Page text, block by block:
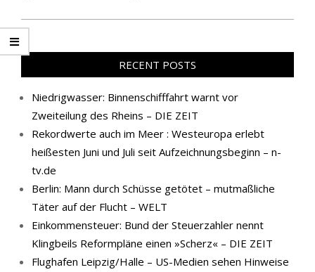
RECENT POSTS
Niedrigwasser: Binnenschifffahrt warnt vor
Zweiteilung des Rheins – DIE ZEIT
Rekordwerte auch im Meer : Westeuropa erlebt
heißesten Juni und Juli seit Aufzeichnungsbeginn – n-
tv.de
Berlin: Mann durch Schüsse getötet – mutmaßliche
Täter auf der Flucht – WELT
Einkommensteuer: Bund der Steuerzahler nennt
Klingbeils Reformpläne einen »Scherz« – DIE ZEIT
Flughafen Leipzig/Halle – US-Medien sehen Hinweise